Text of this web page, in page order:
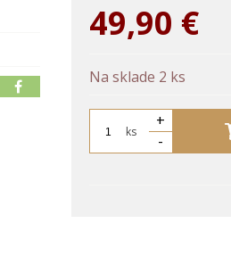
49,90 €
Na sklade 2 ks
ks
+
-